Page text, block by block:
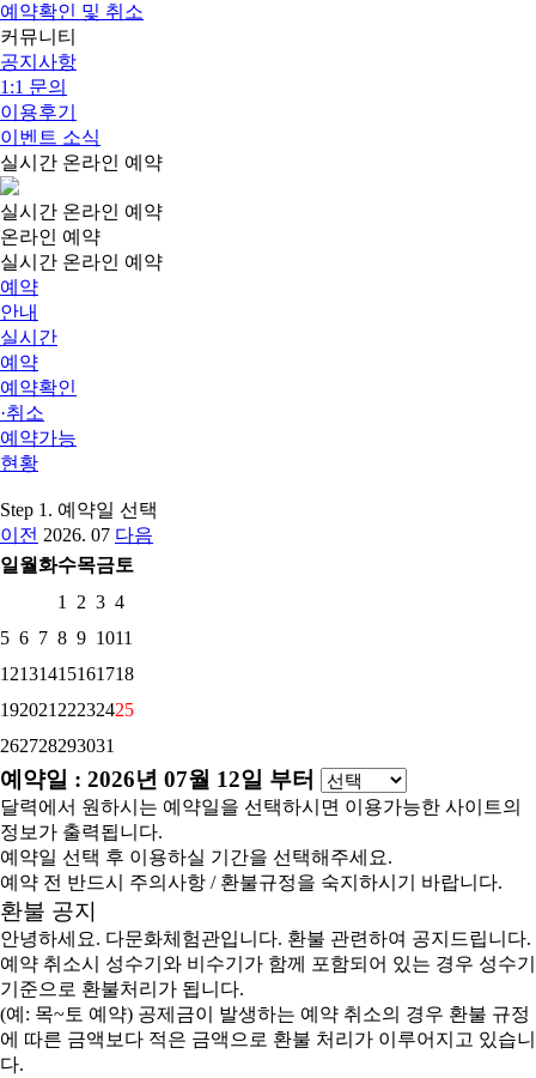
예약확인 및 취소
커뮤니티
공지사항
1:1 문의
이용후기
이벤트 소식
실시간 온라인 예약
실시간 온라인 예약
온라인 예약
실시간 온라인 예약
예약
안내
실시간
예약
예약확인
·취소
예약가능
현황
Step 1. 예약일 선택
이전 2026. 07 다음
일 월화수목금토
1
2 3 4
5 6 7 8 9 1011
12131415161718
192021 22232425
262728293031
예약일 : 2026년 07월 12일 부터
달력에서 원하시는 예약일을 선택하시면 이용가능한 사이트의
정보가 출력됩니다.
예약일 선택 후 이용하실 기간을 선택해주세요.
예약 전 반드시 주의사항 / 환불규정을 숙지하시기 바랍니다.
환불 공지
안녕하세요. 다문화체험관입니다. 환불 관련하여 공지드립니다.
예약 취소시 성수기와 비수기가 함께 포함되어 있는 경우 성수기
기준으로 환불처리가 됩니다.
(예: 목~토 예약) 공제금이 발생하는 예약 취소의 경우 환불 규정
에 따른 금액보다 적은 금액으로 환불 처리가 이루어지고 있습니
다.